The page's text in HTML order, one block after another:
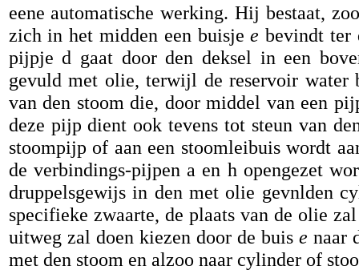
eene automatische werking. Hij bestaat,
zich in het midden een buisje e bevindt ter
pijpje d gaat door den deksel in een
gevuld met olie, terwijl de reservoir water
van den stoom die, door middel van een
deze pijp dient ook tevens tot steun van
stoompijp of aan een stoomleibuis wordt
de verbindings-pijpen a en h opengezet
druppelsgewijs in den met olie gevnlden
specifieke zwaarte, de plaats van de olie
uitweg zal doen kiezen door de buise naar
met den stoom en alzoo naar cylinder of